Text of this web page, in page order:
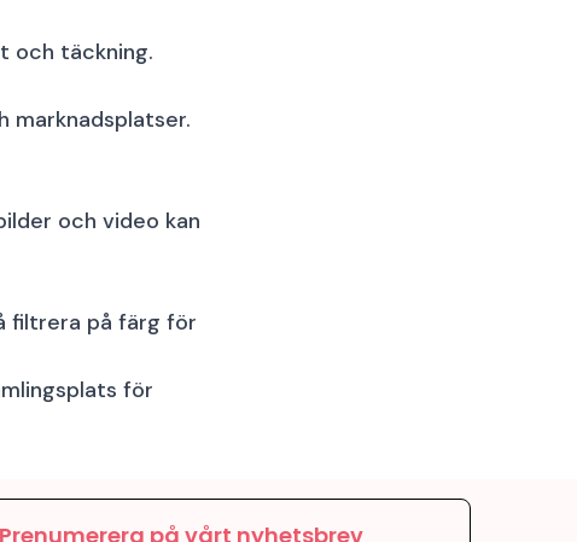
och täckning.
marknadsplatser.
och video kan
filtrera på färg för
för
Prenumerera på vårt nyhetsbrev